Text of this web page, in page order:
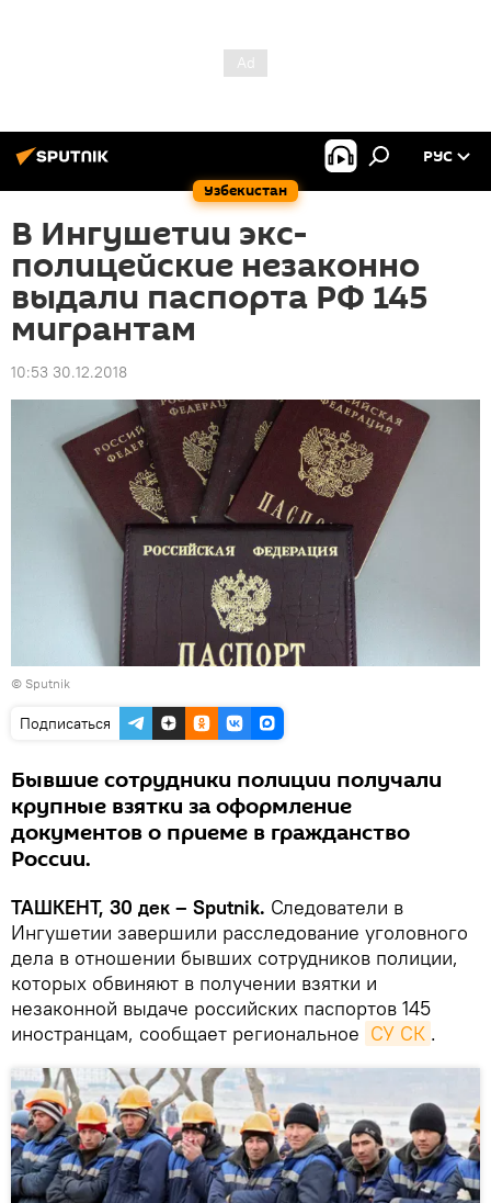
Узбекистан
РУС
В Ингушетии экс-
полицейские незаконно
выдали паспорта РФ 145
мигрантам
10:53 30.12.2018
© Sputnik
Подписаться
Бывшие сотрудники полиции получали
крупные взятки за оформление
документов о приеме в гражданство
России.
ТАШКЕНТ, 30 дек – Sputnik. Следователи в
Ингушетии завершили расследование уголовного
дела в отношении бывших сотрудников полиции,
которых обвиняют в получении взятки и
незаконной выдаче российских паспортов 145
иностранцам, сообщает региональное СУ СК .